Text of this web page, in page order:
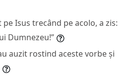
pe Isus trecând pe acolo, a zis:
Dumnezeu!”
auzit rostind aceste vorbe și